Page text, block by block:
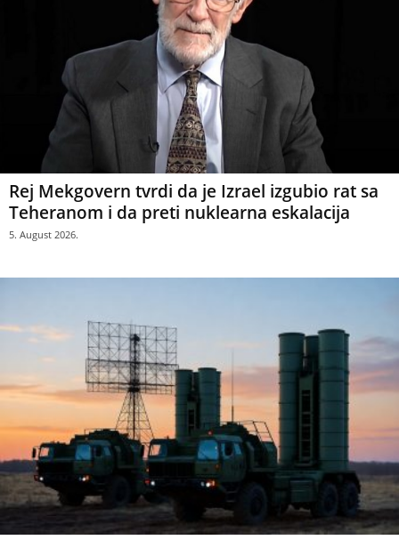
Rej Mekgovern tvrdi da je Izrael izgubio rat sa
Teheranom i da preti nuklearna eskalacija
5. August 2026.